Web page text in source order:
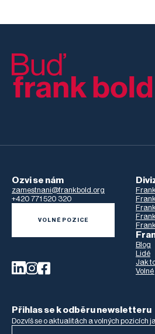
Ozvi se nám
zamestnani@frankbold.org
+420 771 520 320
VOLNÉ POZICE
Blog
Lidé
Jak
Přihlas se k odběru newsletteru
Dozvíš se o aktualitách a volných pozicích